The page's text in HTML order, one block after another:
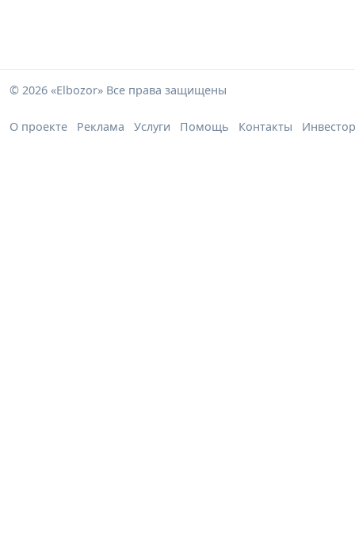
© 2026 «Elbozor» Все права защищены
О проекте Реклама Услуги Помощь Контакты